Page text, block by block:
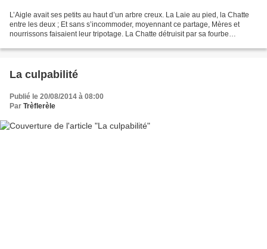
L’Aigle avait ses petits au haut d’un arbre creux. La Laie au pied, la Chatte
entre les deux ; Et sans s’incommoder, moyennant ce partage, Mères et
nourrissons faisaient leur tripotage. La Chatte détruisit par sa fourbe
La culpabilité
Publié le 20/08/2014 à 08:00
Par Trèflerèle